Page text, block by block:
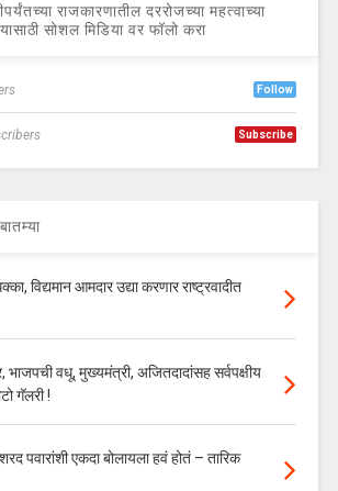
राजकारणातील दररोजच्या महत्वाच्या
सोशल मिडिया वर फॉलो करा
Follow
Subscribe
विद्यमान आमदार उद्या करणार राष्ट्रवादीत
भाजपची वधू, मुख्यमंत्री, अजितदादांसह सर्वपक्षीय
गॅलरी !
पवारांशी एकदा बोलायला हवं होतं – तारिक